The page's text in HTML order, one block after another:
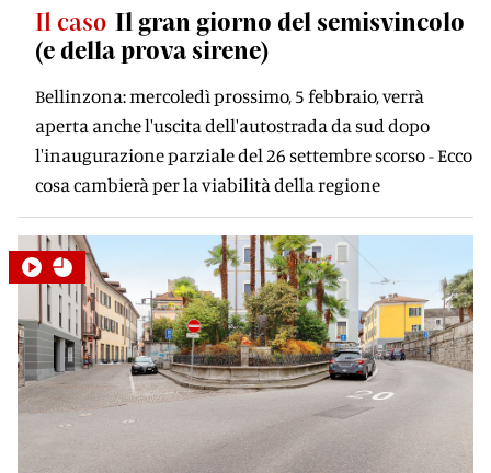
Il caso Il gran giorno del semisvincolo
(e della prova sirene)
Bellinzona: mercoledì prossimo, 5 febbraio, verrà
aperta anche l'uscita dell'autostrada da sud dopo
l'inaugurazione parziale del 26 settembre scorso - Ecco
cosa cambierà per la viabilità della regione